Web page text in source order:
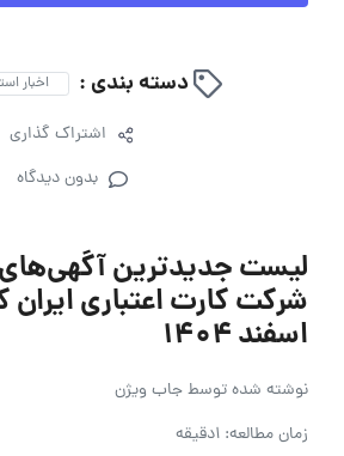
دسته بندی : اخبار
اشتراک گذاری
بدون دیدگاه
لیست جدیدترین
اسفند ۱۴۰۴
نوشته شده توسطجاب ویژن
زمان مطالعه: 1دقیقه